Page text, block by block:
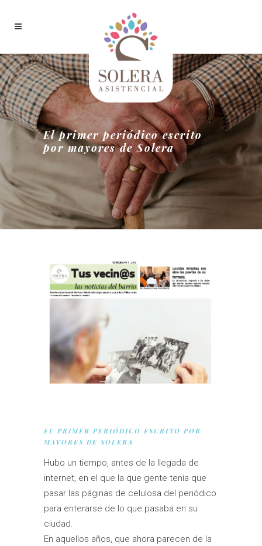
El primer periódico escrito
por mayores de Solera
EL PRIMER PERIÓDICO ESCRITO POR
MAYORES DE SOLERA
Hubo un tiempo, antes de la llegada de
internet, en el que la que gente tenía que
pasar las páginas de celulosa del periódico
para enterarse de lo que pasaba en su
ciudad.
En aquellos años, que ahora parecen de la